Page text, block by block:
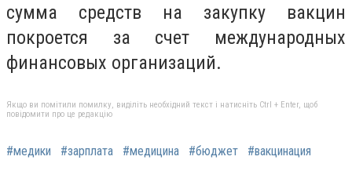
сумма средств на закупку вакцин
покроется за счет международных
финансовых организаций.
Якщо ви помітили помилку, виділіть необхідний текст і натисніть Ctrl + Enter, щоб
повідомити про це редакцію
#медики #зарплата #медицина #бюджет #вакцинация